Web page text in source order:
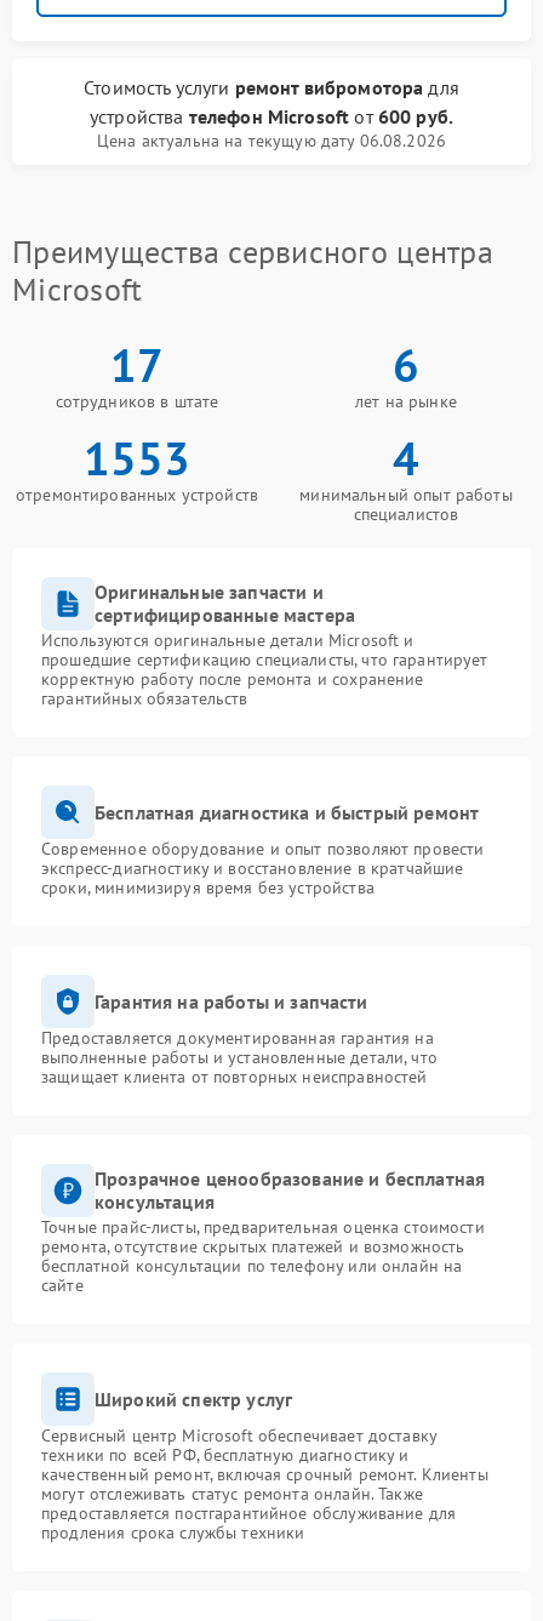
Стоимость услуги ремонт вибромотора для
устройства телефон Microsoft от600 руб.
Цена актуальна на текущую дату 06.08.2026
Преимущества сервисного центра
Microsoft
17
сотрудников в штате
6
лет на рынке
1553
отремонтированных устройств
4
минимальный опыт работы
специалистов
Оригинальные запчасти и
сертифицированные мастера
Используются оригинальные детали Microsoft и
прошедшие сертификацию специалисты, что гарантирует
корректную работу после ремонта и сохранение
гарантийных обязательств
Бесплатная диагностика и быстрый ремонт
Современное оборудование и опыт позволяют провести
экспресс-диагностику и восстановление в кратчайшие
сроки, минимизируя время без устройства
Гарантия на работы и запчасти
Предоставляется документированная гарантия на
выполненные работы и установленные детали, что
защищает клиента от повторных неисправностей
Прозрачное ценообразование и бесплатная
консультация
Точные прайс-листы, предварительная оценка стоимости
ремонта, отсутствие скрытых платежей и возможность
бесплатной консультации по телефону или онлайн на
сайте
Широкий спектр услуг
Сервисный центр Microsoft обеспечивает доставку
техники по всей РФ, бесплатную диагностику и
качественный ремонт, включая срочный ремонт. Клиенты
могут отслеживать статус ремонта онлайн. Также
предоставляется постгарантийное обслуживание для
продления срока службы техники